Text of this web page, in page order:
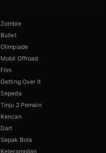
Zombie
Bullet
Olimpiade
Mobil Offroad
Film
Getting Over It
Sepeda
Tinju 2 Pemain
Kencan
Dart
Sepak Bola
Keterampilan